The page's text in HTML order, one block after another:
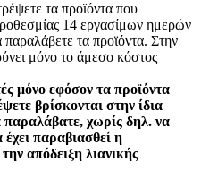
τα προϊόντα που
14 εργασίμων ημερών
τα προϊόντα. Στην
μόνο το άμεσο κόστος
μόνο εφόσον τα προϊόντα
βρίσκονται στην ίδια
χωρίς δηλ. να
παραβιασθεί η
απόδειξη λιανικής